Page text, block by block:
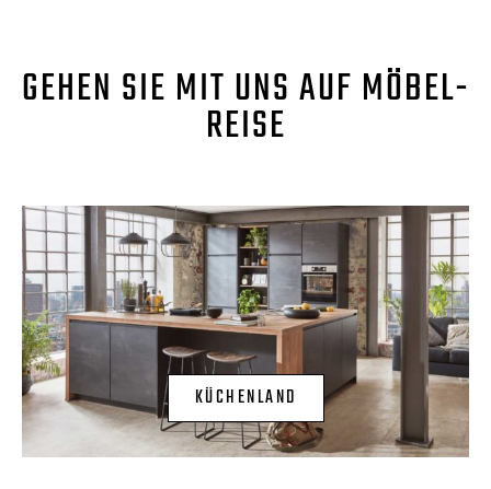
GEHEN SIE MIT UNS AUF MÖBEL-
REISE
KÜCHENLAND